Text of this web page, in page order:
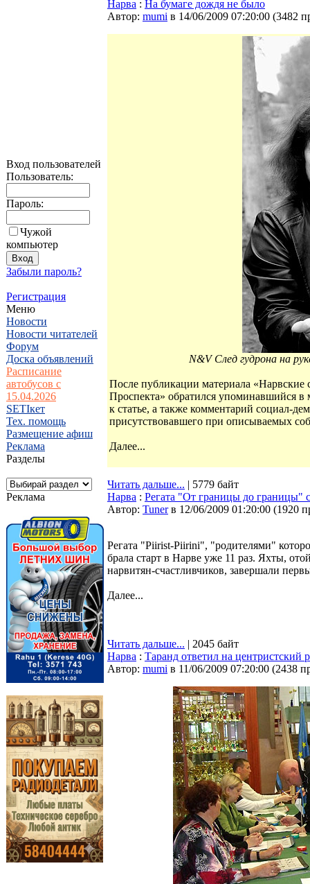
Вход пользователей
Пользователь:
Пароль:
Чужой
компьютер
Забыли пароль?
Регистрация
Меню
Новости
Новости читателей
Форум
Доска объявлений
Расписание
автобусов с
15.04.2026
SETIкет
Тех. помощь
Размещение афиш
Реклама
Разделы
Реклама
Нарва : На бумаге дождя не было
Автор: mumi в 14/06/2009 07:20:00 (3482
N&V След гудрона на
После публикации материала
Проспекта» обратился упоминавшийся
к статье, а также комментарий социал-
присутствовавшего при описываемых
Далее...
Читать дальше... | 5779 байт
Нарва : Регата "От границы до границы"
Автор: Tuner в 12/06/2009 01:20:00 (1920
Регата "Piirist-Piirini", "родителями"
брала старт в Нарве уже 11 раз. Яхты,
нарвитян-счастливчиков, завершали
Далее...
Читать дальше... | 2045 байт
Нарва : Таранд ответил на центристский
Автор: mumi в 11/06/2009 07:20:00 (2438